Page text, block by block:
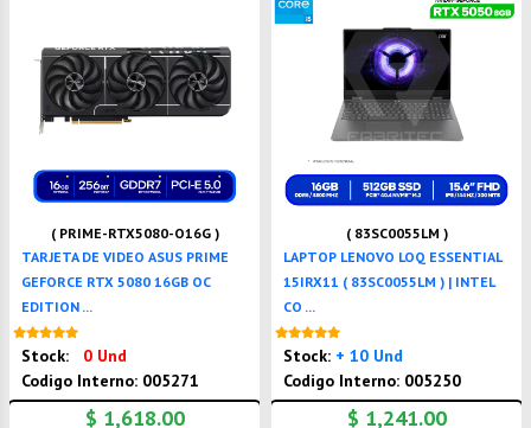
( PRIME-RTX5080-O16G )
TARJETA DE VIDEO ASUS PRIME
GEFORCE RTX 5080 16GB OC
EDITION ...
Stock:
0 Und
Codigo Interno: 005271
$ 1,618.00
( 83SC0055LM )
LAPTOP LENOVO LOQ ESSENTIAL
15IRX11 ( 83SC0055LM ) | INTEL
CO ...
Stock: + 10 Und
Codigo Interno: 005250
$ 1,241.00